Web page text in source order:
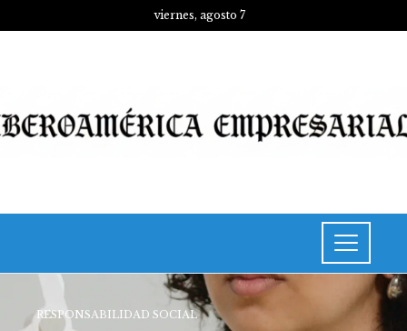
viernes, agosto 7
RESPONSABILIDAD SOCIAL